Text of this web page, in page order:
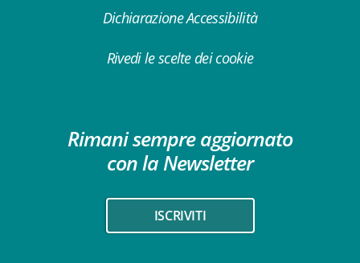
Dichiarazione Accessibilità
Rivedi le scelte dei cookie
Rimani sempre aggiornato
con la Newsletter
ISCRIVITI